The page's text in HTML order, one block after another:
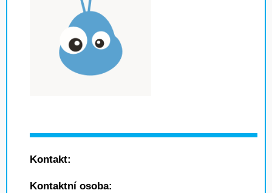
Kontakt:
Kontaktní osoba: